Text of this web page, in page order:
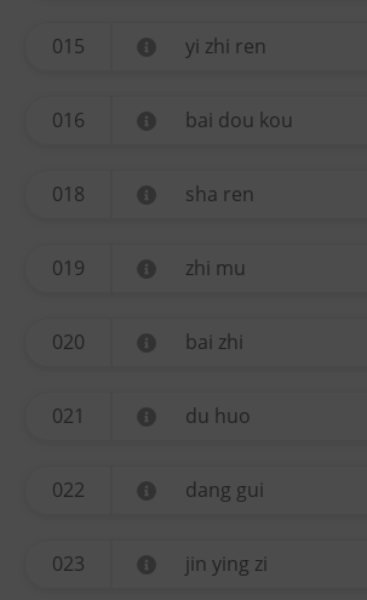
015 yi zhi ren
016 bai dou kou
018 sha ren
019 zhi mu
020 bai zhi
021 du huo
022 dang gui
023 jin ying zi